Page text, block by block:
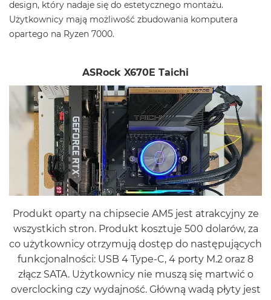
design, który nadaje się do estetycznego montażu.
Użytkownicy mają możliwość zbudowania komputera
opartego na Ryzen 7000.
ASRock X670E Taichi
Produkt oparty na chipsecie AM5 jest atrakcyjny ze
wszystkich stron. Produkt kosztuje 500 dolarów, za
co użytkownicy otrzymują dostęp do następujących
funkcjonalności: USB 4 Type-C, 4 porty M.2 oraz 8
złącz SATA. Użytkownicy nie muszą się martwić o
overclocking czy wydajność. Główną wadą płyty jest